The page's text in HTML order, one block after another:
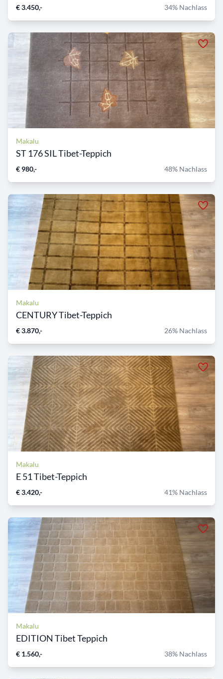
€ 3.450,- 34% Nachlass
Makalu
ST 176 SIL Tibet-Teppich
€ 980,- 48% Nachlass
Makalu
CENTURY Tibet-Teppich
€ 3.870,- 26% Nachlass
Makalu
E 51 Tibet-Teppich
€ 3.420,- 41% Nachlass
Makalu
EDITION Tibet Teppich
€ 1.560,- 38% Nachlass